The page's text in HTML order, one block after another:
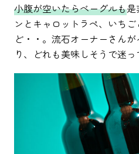
小腹が空いたらベーグルも是
ンとキャロットラペ、いち
ど・・。流石オーナーさん
り、どれも美味しそうで迷っ